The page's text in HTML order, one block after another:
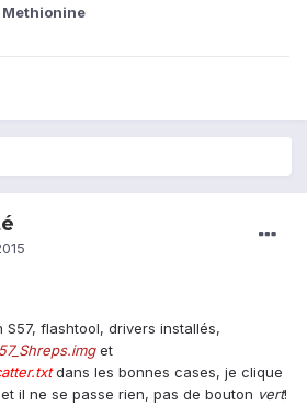
Methionine
flashtool, drivers installés,
et
dans les bonnes cases, je clique
et il ne se passe rien, pas de bouton vert!